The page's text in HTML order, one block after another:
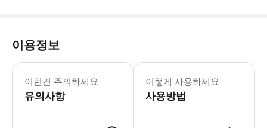
이용정보
이런건 주의하세요
유의사항
어린이 규정 -3세 미만 어린이는 무료
이렇게 사용하세요
사용방법